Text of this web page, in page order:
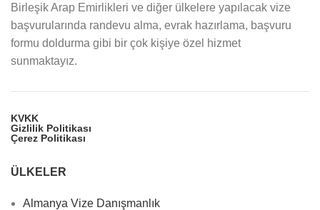
Birleşik Arap Emirlikleri ve diğer ülkelere yapılacak vize
başvurularında randevu alma, evrak hazırlama, başvuru
formu doldurma gibi bir çok kişiye özel hizmet
sunmaktayız.
KVKK
Gizlilik Politikası
Çerez Politikası
ÜLKELER
Almanya Vize Danışmanlık